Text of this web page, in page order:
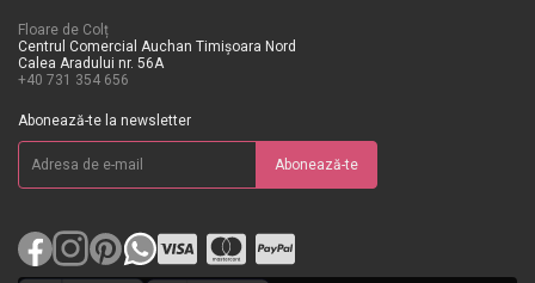
Floare de Colț
Centrul Comercial Auchan Timișoara Nord
Calea Aradului nr. 56A
+40 731 354 656
Abonează-te la newsletter
Abonează-te